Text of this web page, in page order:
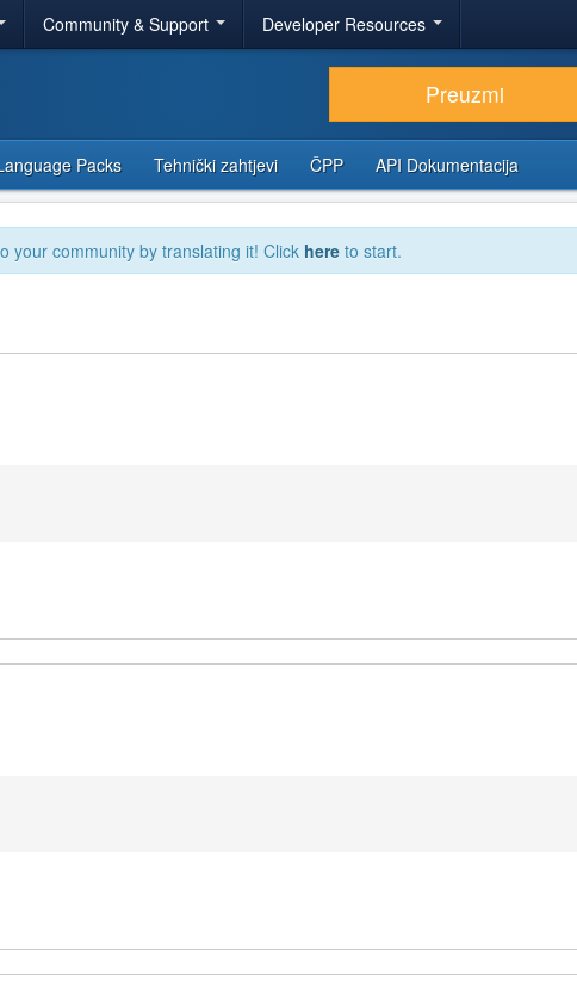
Community & Support Developer Resources
Preuzmi
Packs Tehnički zahtjevi ČPP API Dokumentacija
your community by translating it! Click here to start.